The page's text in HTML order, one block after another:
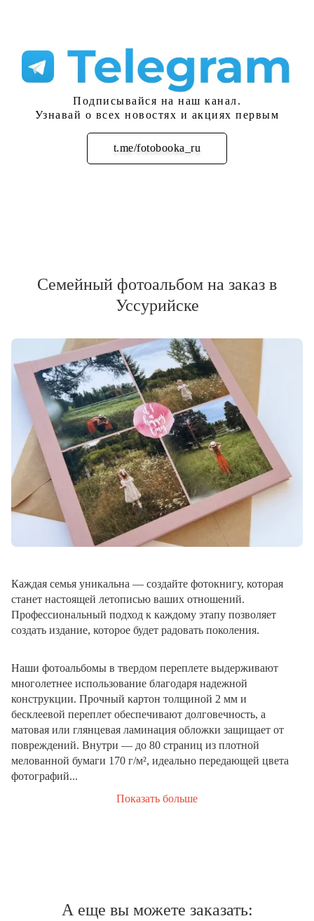
Подписывайся на наш канал.
Узнавай о всех новостях и акциях первым
t.me/fotobooka_ru
Подписаться
Семейный фотоальбом на заказ в
Уссурийске
Каждая семья уникальна — создайте фотокнигу, которая
станет настоящей летописью ваших отношений.
Профессиональный подход к каждому этапу позволяет
создать издание, которое будет радовать поколения.
Наши фотоальбомы в твердом переплете выдерживают
многолетнее использование благодаря надежной
конструкции. Прочный картон толщиной 2 мм и
бесклеевой переплет обеспечивают долговечность, а
матовая или глянцевая ламинация обложки защищает от
повреждений. Внутри — до 80 страниц из плотной
мелованной бумаги 170 г/м², идеально передающей цвета
фотографий...
Показать больше
А еще вы можете заказать: